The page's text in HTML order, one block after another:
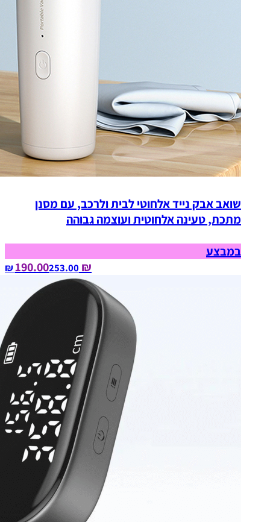
שואב אבק נייד אלחוטי לבית ולרכב, עם מסנן
מתכת, טעינה אלחוטית ועוצמה גבוהה
במבצע
₪ 190.00
253.00‏ ₪